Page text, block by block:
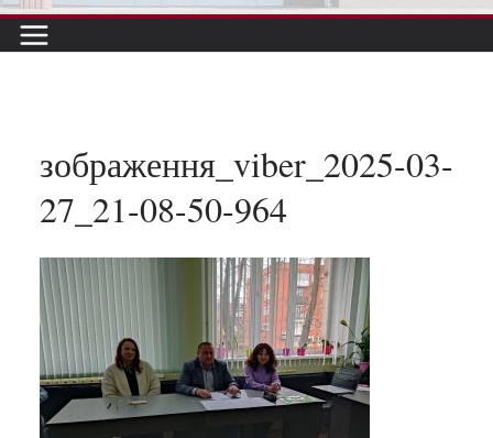
зображення_viber_2025-03-
27_21-08-50-964